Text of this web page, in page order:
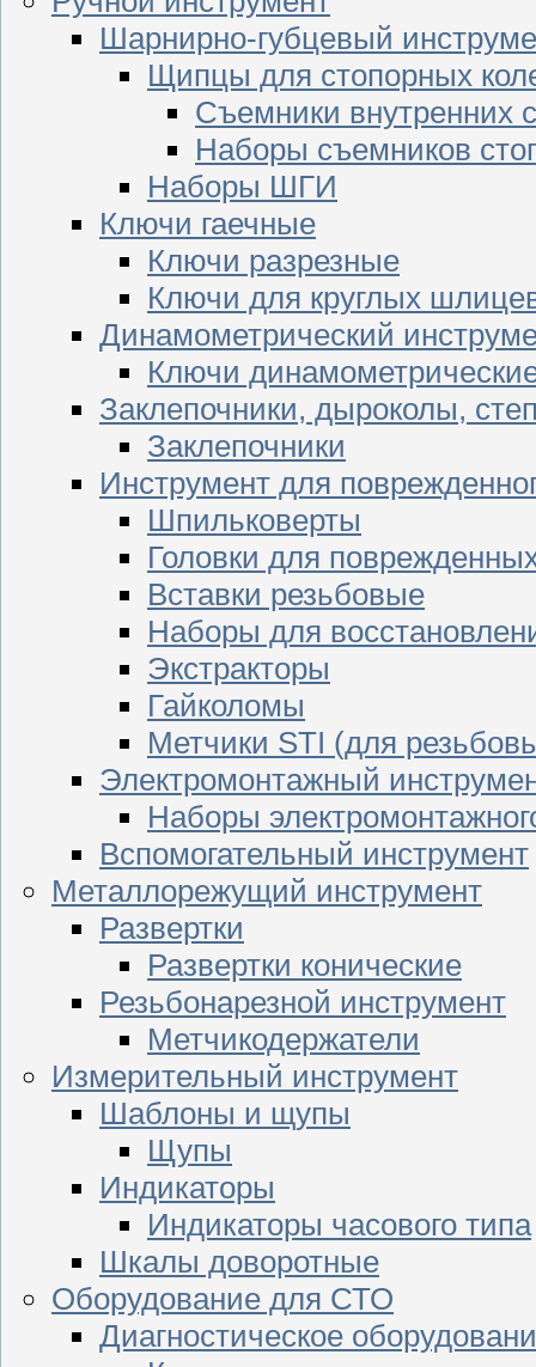
Шарнирно-губцевый
Щипцы для стопорных
Съемники внутренних
Наборы съемников
Наборы ШГИ
Ключи гаечные
Ключи разрезные
Ключи для круглых
Динамометрический
Ключи
Заклепочники, дыроколы,
Заклепочники
Инструмент для
Шпильковерты
Головки для
Вставки резьбовые
Наборы для
Экстракторы
Гайколомы
Метчики STI (для
Электромонтажный
Наборы
Вспомогательный инструмент
Металлорежущий инструмент
Развертки
Развертки конические
Резьбонарезной инструмент
Метчикодержатели
Измерительный инструмент
Шаблоны и щупы
Щупы
Индикаторы
Индикаторы часового типа
Шкалы доворотные
Оборудование для СТО
Диагностическое